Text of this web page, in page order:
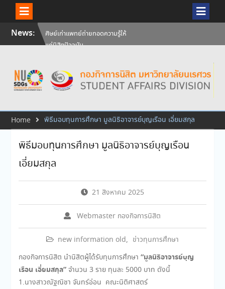
SkipNews:
ศิษย์เก่าแพทย์ถ่ายทอดความรู้ให้
แก่นิสิตปัจจุบัน
นเรศวร ครบรอบ 36 ปี 29
กรกฎาคม 2569
สัมภาษณ์นิสิตเพื่อพิจารณาเข้ารับ
ประจำปีการศึกษา 256
Home พิธีมอบทุนการศึกษา มูลนิธิอาจารย์บุญเรือน เอี่ยมสกุล
พิธีมอบทุนการศึกษา มูลนิธิอาจารย์บุญเรือน
เอี่ยมสกุล
21 สิงหาคม 2025
Webmaster กองกิจการนิสิต
new information old, ข่าวทุนการศึกษา
กองกิจการนิสิต นำนิสิตผู้ได้รับทุนการศึกษา “มูลนิธิอาจารย์บุญ
เรือน เอี่ยมสกุล”จำนวน 3 ราย ทุนละ 5000 บาท ดังนี้
1.นางสาวณัฐณิชา จันทร์อ่อน คณะนิติศาสตร์